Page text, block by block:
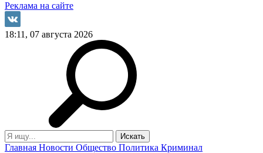
Реклама на сайте
18:11, 07 августа 2026
Главная Новости Общество Политика Криминал